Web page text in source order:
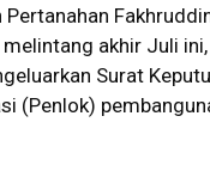
akhir Juli
Surat
(Penlok)